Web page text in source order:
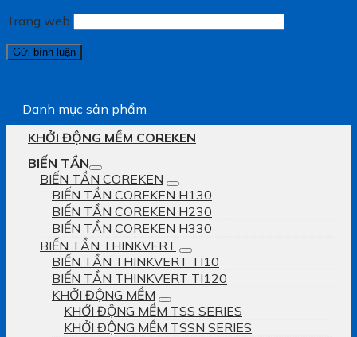
Trang web
Danh mục sản phẩm
KHỞI ĐỘNG MỀM COREKEN
BIẾN TẦN
BIẾN TẦN COREKEN
BIẾN TẦN COREKEN H130
BIẾN TẦN COREKEN H230
BIẾN TẦN COREKEN H330
BIẾN TẦN THINKVERT
BIẾN TẦN THINKVERT TI10
BIẾN TẦN THINKVERT TI120
KHỞI ĐỘNG MỀM
KHỞI ĐỘNG MỀM TSS SERIES
KHỞI ĐỘNG MỀM TSSN SERIES